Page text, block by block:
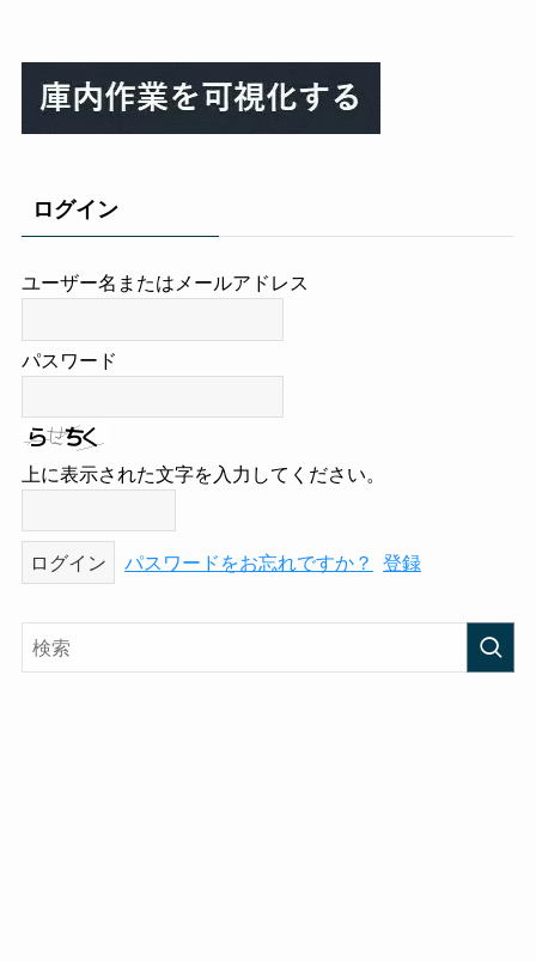
ログイン
ユーザー名またはメールアドレス
パスワード
上に表示された文字を入力してください。
パスワードをお忘れですか？ 登録